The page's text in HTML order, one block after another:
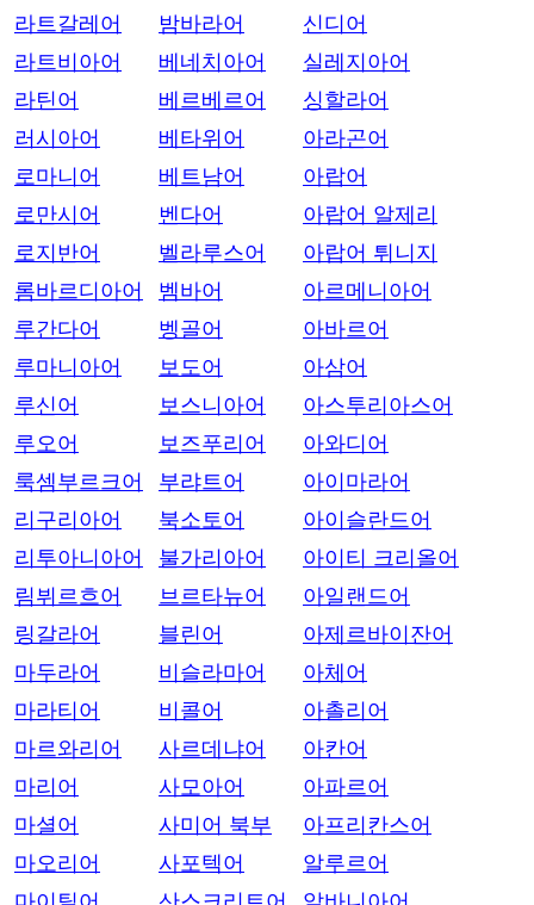
라트갈레어
라트비아어
라틴어
러시아어
로마니어
로만시어
로지반어
롬바르디아어
루간다어
루마니아어
루신어
루오어
룩셈부르크어
리구리아어
리투아니아어
림뷔르흐어
링갈라어
마두라어
마라티어
마르와리어
마리어
마셜어
마오리어
밤바라어
베네치아어
베르베르어
베타위어
베트남어
벤다어
벨라루스어
벰바어
벵골어
보도어
보스니아어
보즈푸리어
부랴트어
북소토어
불가리아어
브르타뉴어
블린어
비슬라마어
비콜어
사르데냐어
사모아어
사미어 북부
사포텍어
신디어
실레지아어
싱할라어
아라곤어
아랍어
아랍어 알제리
아랍어 튀니지
아르메니아어
아바르어
아삼어
아스투리아스어
아와디어
아이마라어
아이슬란드어
아이티 크리올어
아일랜드어
아제르바이잔어
아체어
아촐리어
아칸어
아파르어
아프리칸스어
알루르어